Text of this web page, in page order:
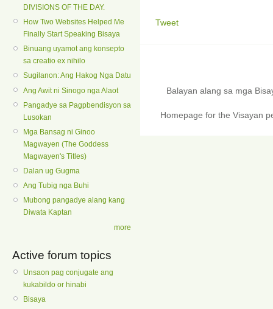
DIVISIONS OF THE DAY.
How Two Websites Helped Me
Finally Start Speaking Bisaya
Binuang uyamot ang konsepto
sa creatio ex nihilo
Sugilanon: Ang Hakog Nga Datu
Ang Awit ni Sinogo nga Alaot
Pangadye sa Pagpbendisyon sa
Lusokan
Mga Bansag ni Ginoo
Magwayen (The Goddess
Magwayen's Titles)
Dalan ug Gugma
Ang Tubig nga Buhi
Mubong pangadye alang kang
Diwata Kaptan
more
Active forum topics
Unsaon pag conjugate ang
kukabildo or hinabi
Bisaya
Tweet
Balayan alang sa mga
Homepage for the Visayan